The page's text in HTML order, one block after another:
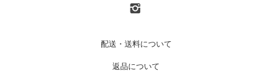
配送・送料について
返品について